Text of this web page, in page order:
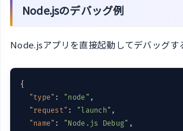
Node.jsのデバッグ例
Node.jsアプリを直接起動してデバッグす
{
"type" : "node" ,
"request" : "launch" ,
"name" : "Node.js Debug" ,